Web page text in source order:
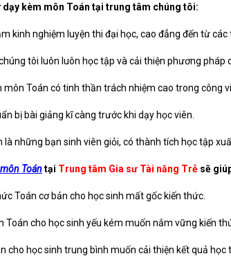
dạy kèm môn Toán tại trung tâm chúng tôi:
kinh nghiệm luyện thi đại học, cao đẳng đến từ các
tôi luôn luôn học tập và cải thiện phương
môn Toán có tinh thần trách nhiệm cao trong công
bị bài giảng kĩ càng trước khi dạy học viên.
là những bạn sinh viên giỏi, có thành tích học tập
Toántại Trung tâm Gia sư Tài năng Trẻ sẽ
Toán cơ bản cho học sinh mất gốc kiến thức.
Toán cho học sinh yếu kém muốn nắm vững kiến
cho học sinh trung bình muốn cải thiện kết quả học